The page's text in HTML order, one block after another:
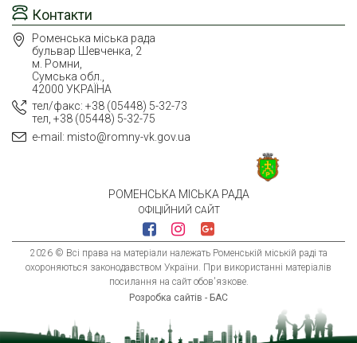
РОМЕНСЬКА МІСЬКА РАДА
ОФІЦІЙНИЙ САЙТ
2026 © Всі права на матеріали належать Роменській міській раді та
охороняються законодавством України. При використанні матеріалів
посилання на сайт обов'язкове.
Розробка сайтів - БАС
Контакти
Роменська міська рада
бульвар Шевченка, 2
м. Ромни,
Сумська обл.,
42000 УКРАЇНА
тел/факс: +38 (05448) 5-32-73
тел, +38 (05448) 5-32-75
e-mail: misto@romny-vk.gov.ua